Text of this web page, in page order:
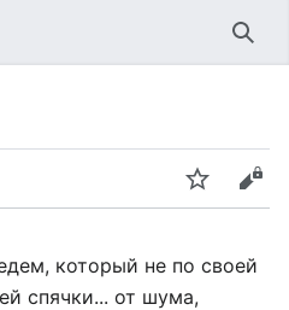
Следить
который не по своей
спячки... от шума,